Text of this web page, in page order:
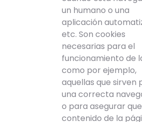
un humano o una
aplicación
etc. Son cookies
necesarias para el
funcionamiento de
como por ejemplo,
aquellas que sirven
una correcta
o para asegurar
contenido de la